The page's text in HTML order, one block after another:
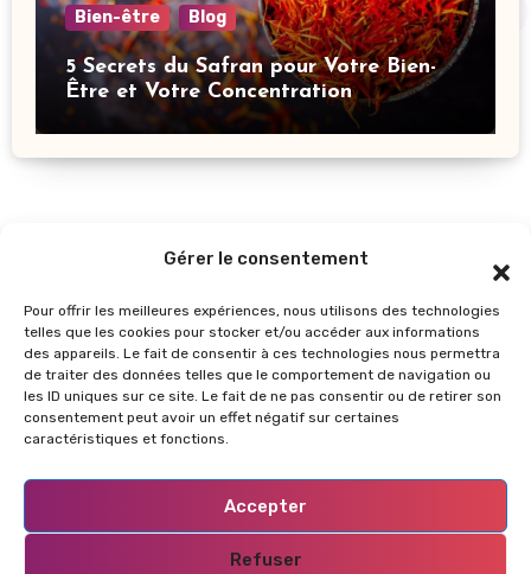
Gérer le consentement
Pour offrir les meilleures expériences, nous utilisons des technologies
telles que les cookies pour stocker et/ou accéder aux informations
des appareils. Le fait de consentir à ces technologies nous permettra
de traiter des données telles que le comportement de navigation ou
les ID uniques sur ce site. Le fait de ne pas consentir ou de retirer son
consentement peut avoir un effet négatif sur certaines
caractéristiques et fonctions.
Accepter
Refuser
Bien-être Blog
5 Secrets du Safran pour Votre Bien-
Être et Votre Concentration
GlowUpInfos